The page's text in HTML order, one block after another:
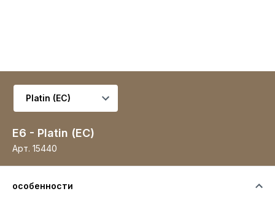
Выберите вариант
E6 - Platin (EC)
Арт. 15440
особенности